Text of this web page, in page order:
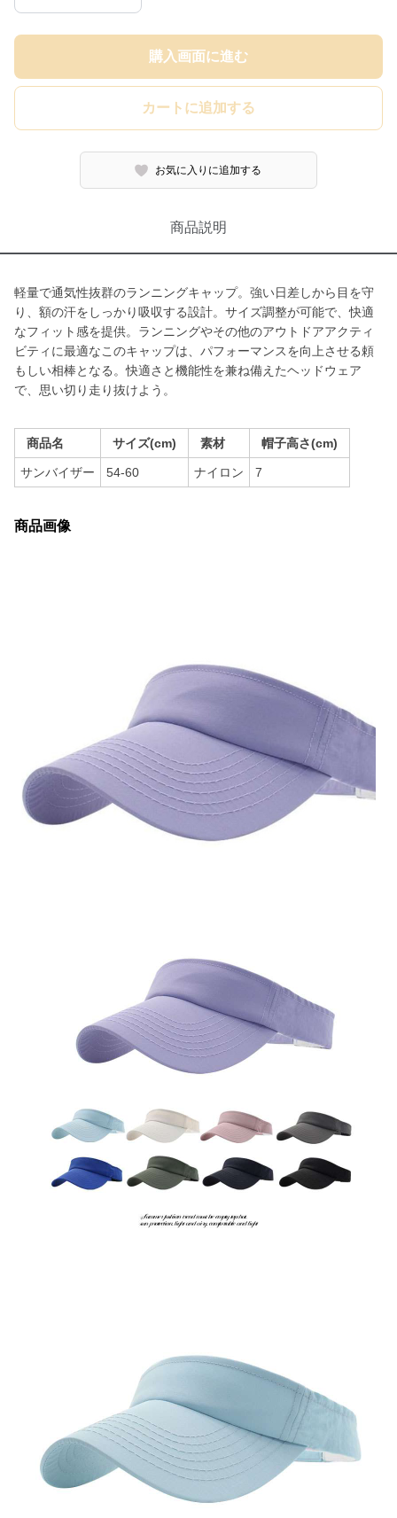
購入画面に進む
カートに追加する
お気に入りに追加する
商品説明
軽量で通気性抜群のランニングキャップ。強い日差しから目を守
り、額の汗をしっかり吸収する設計。サイズ調整が可能で、快適
なフィット感を提供。ランニングやその他のアウトドアアクティ
ビティに最適なこのキャップは、パフォーマンスを向上させる頼
もしい相棒となる。快適さと機能性を兼ね備えたヘッドウェア
で、思い切り走り抜けよう。
商品名 サイズ(cm) 素材 帽子高さ(cm)
サンバイザー 54-60 ナイロン 7
商品画像